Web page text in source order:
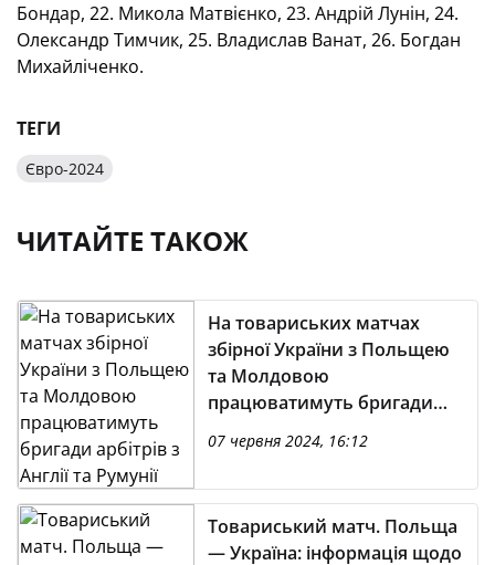
Бондар, 22. Микола Матвієнко, 23. Андрій Лунін, 24.
Олександр Тимчик, 25. Владислав Ванат, 26. Богдан
Михайліченко.
ТЕГИ
Євро-2024
ЧИТАЙТЕ ТАКОЖ
На товариських матчах
збірної України з Польщею
та Молдовою
працюватимуть бригади
відповідно
07 червня 2024, 16:12
Товариський матч. Польща
— Україна: інформація щодо